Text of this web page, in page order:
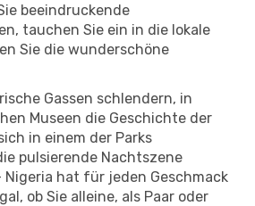
beeindruckende
tauchen Sie ein in die lokale
Sie die wunderschöne
Gassen schlendern, in
Museen die Geschichte der
in einem der Parks
pulsierende Nachtszene
Nigeria hat für jeden Geschmack
ob Sie alleine, als Paar oder